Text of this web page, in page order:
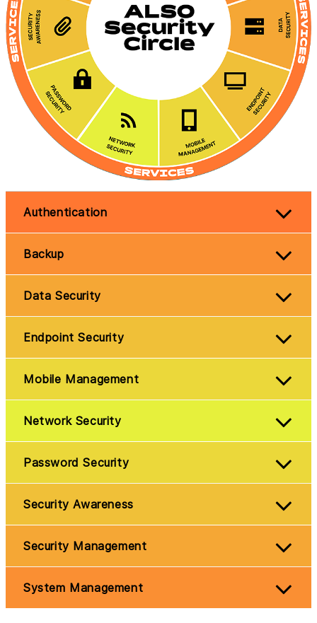
Authentication
Backup
Data Security
Endpoint Security
Mobile Management
Network Security
Password Security
Security Awareness
Security Management
System Management